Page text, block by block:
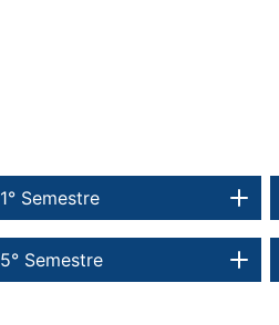
1° Semestre
5° Semestre